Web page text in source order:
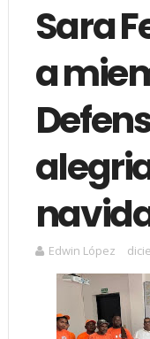
Sara
a
Edwin López